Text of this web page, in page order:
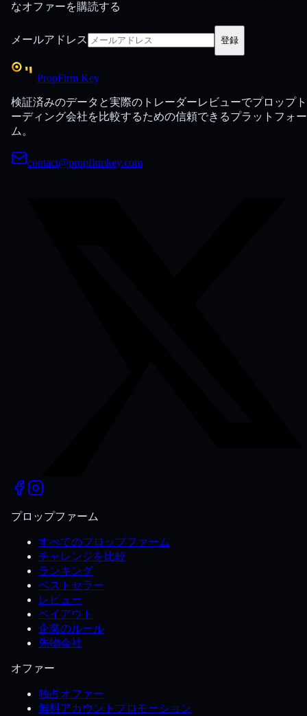
なオファーを購読する
メールアドレス 登録
PropFirm Key
検証済みのデータと実際のトレーダーレビューでプロップ
ーディング会社を比較するための信頼できるプラットフォー
ム。
contact@propfirmkey.com
プロップファーム
すべてのプロップファーム
チャレンジを比較
ランキング
ベストセラー
レビュー
ペイアウト
企業のルール
先物会社
オファー
独占オファー
無料アカウントプロモーション